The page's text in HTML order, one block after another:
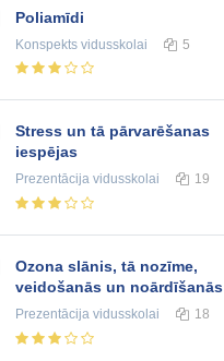
Poliamīdi
Konspekts vidusskolai 5
Stress un tā pārvarēšanas
iespējas
Prezentācija vidusskolai 19
Ozona slānis, tā nozīme,
veidošanās un noārdīšanās
Prezentācija vidusskolai 18